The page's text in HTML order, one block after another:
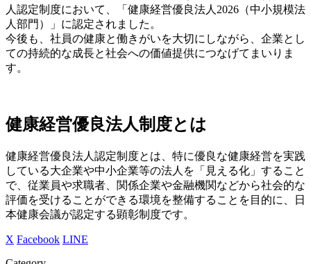
人認定制度において、「健康経営優良法人2026（中小規模法
人部門）」に認定されました。
今後も、社員の健康と働きがいを大切にしながら、企業とし
ての持続的な成長と社会への価値提供につなげてまいりま
す。
健康経営優良法人制度とは
健康経営優良法人認定制度とは、特に優良な健康経営を実践
している大企業や中小企業等の法人を「見える化」すること
で、従業員や求職者、関係企業や金融機関などから社会的な
評価を受けることができる環境を整備することを目的に、日
本健康会議が認定する顕彰制度です。
X Facebook LINE